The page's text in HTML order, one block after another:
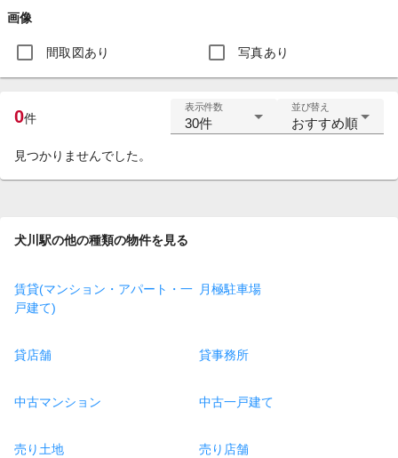
画像
間取図あり 写真あり
0件
表示件数
30件
並び替え
おすすめ順
見つかりませんでした。
犬川駅の他の種類の物件を見る
賃貸(マンション・アパート・一
戸建て)
月極駐車場
貸店舗 貸事務所
中古マンション 中古一戸建て
売り土地 売り店舗